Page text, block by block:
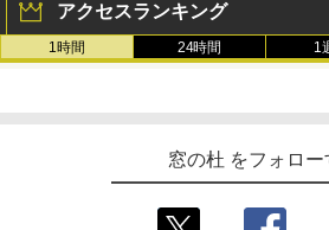
アクセスランキング
1時間 24時間 1
窓の杜 をフォロー